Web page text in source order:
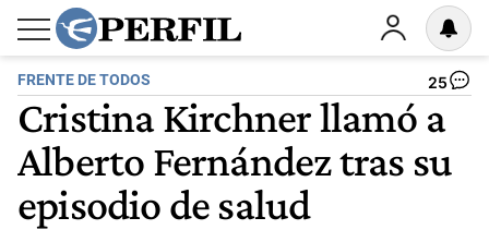
FRENTE DE TODOS 25
Cristina Kirchner llamó a
Alberto Fernández tras su
episodio de salud